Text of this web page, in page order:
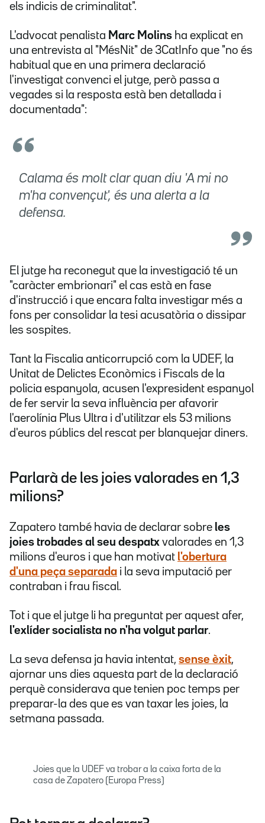
els indicis de criminalitat".
L'advocat penalista Marc Molins ha explicat en
una entrevista al "MésNit" de 3CatInfo que "no és
habitual que en una primera declaració
l'investigat convenci el jutge, però passa a
vegades si la resposta està ben detallada i
documentada":
Calama és molt clar quan diu 'A mi no
m'ha convençut', és una alerta a la
defensa.
El jutge ha reconegut que la investigació té un
"caràcter embrionari" el cas està en fase
d'instrucció i que encara falta investigar més a
fons per consolidar la tesi acusatòria o dissipar
les sospites.
Tant la Fiscalia anticorrupció com la UDEF, la
Unitat de Delictes Econòmics i Fiscals de la
policia espanyola, acusen l'expresident espanyol
de fer servir la seva influència per afavorir
l'aerolínia Plus Ultra i d'utilitzar els 53 milions
d'euros públics del rescat per blanquejar diners.
Parlarà de les joies valorades en 1,3
milions?
Zapatero també havia de declarar sobre les
joies trobades al seu despatx valorades en 1,3
milions d'euros i que han motivat l'obertura
d'una peça separada i la seva imputació per
contraban i frau fiscal.
Tot i que el jutge li ha preguntat per aquest afer,
l'exlíder socialista no n'ha volgut parlar.
La seva defensa ja havia intentat, sense èxit,
ajornar uns dies aquesta part de la declaració
perquè considerava que tenien poc temps per
preparar-la des que es van taxar les joies, la
setmana passada.
Joies que la UDEF va trobar a la caixa forta de la
casa de Zapatero (Europa Press)